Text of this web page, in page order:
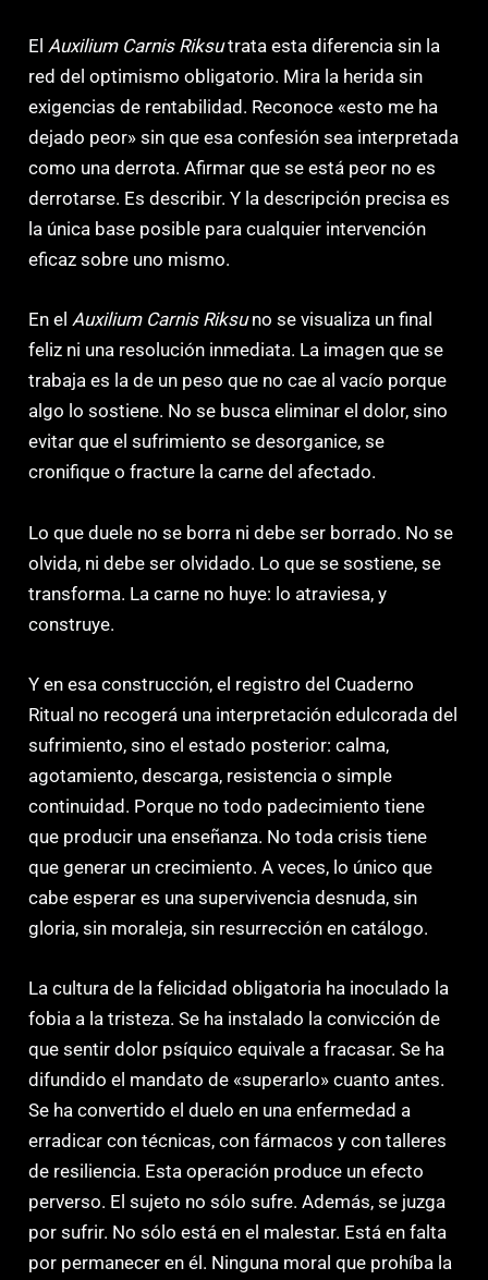
ElAuxilium Carnis Riksutrata esta diferencia sin la
red del optimismo obligatorio. Mira la herida sin
exigencias de rentabilidad. Reconoce «esto me ha
dejado peor» sin que esa confesión sea interpretada
como una derrota. Afirmar que se está peor no es
derrotarse. Es describir. Y la descripción precisa es
la única base posible para cualquier intervención
eficaz sobre uno mismo.
En elAuxilium Carnis Riksuno se visualiza un final
feliz ni una resolución inmediata. La imagen que se
trabaja es la de un peso que no cae al vacío porque
algo lo sostiene. No se busca eliminar el dolor, sino
evitar que el sufrimiento se desorganice, se
cronifique o fracture la carne del afectado.
Lo que duele no se borra ni debe ser borrado. No se
olvida, ni debe ser olvidado. Lo que se sostiene, se
transforma. La carne no huye: lo atraviesa, y
construye.
Y en esa construcción, el registro del Cuaderno
Ritual no recogerá una interpretación edulcorada del
sufrimiento, sino el estado posterior: calma,
agotamiento, descarga, resistencia o simple
continuidad. Porque no todo padecimiento tiene
que producir una enseñanza. No toda crisis tiene
que generar un crecimiento. A veces, lo único que
cabe esperar es una supervivencia desnuda, sin
gloria, sin moraleja, sin resurrección en catálogo.
La cultura de la felicidad obligatoria ha inoculado la
fobia a la tristeza. Se ha instalado la convicción de
que sentir dolor psíquico equivale a fracasar. Se ha
difundido el mandato de «superarlo» cuanto antes.
Se ha convertido el duelo en una enfermedad a
erradicar con técnicas, con fármacos y con talleres
de resiliencia. Esta operación produce un efecto
perverso. El sujeto no sólo sufre. Además, se juzga
por sufrir. No sólo está en el malestar. Está en falta
por permanecer en él. Ninguna moral que prohíba la